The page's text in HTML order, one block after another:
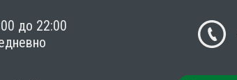
до 22:00